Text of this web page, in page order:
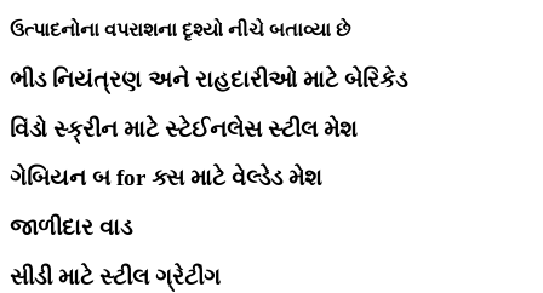
ઉત્પાદનોના વપરાશના દૃશ્યો નીચે બતાવ્યા છે
ભીડ નિયંત્રણ અને રાહદારીઓ માટે બેરિકેડ
વિંડો સ્ક્રીન માટે સ્ટેઈનલેસ સ્ટીલ મેશ
ગેબિયન બ for ક્સ માટે વેલ્ડેડ મેશ
જાળીદાર વાડ
સીડી માટે સ્ટીલ ગ્રેટીંગ